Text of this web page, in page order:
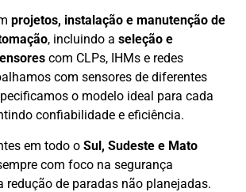
projetos, instalação e manutenção de
, incluindo a seleção e
com CLPs, IHMs e redes
com sensores de diferentes
o modelo ideal para cada
confiabilidade e eficiência.
em todo o Sul, Sudeste e Mato
com foco na segurança
redução de paradas não planejadas.